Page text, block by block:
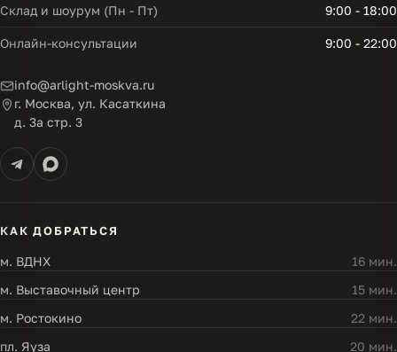
Склад и шоурум (Пн - Пт) 9:00 - 18:00
Онлайн-консультации 9:00 - 22:00
info@arlight-moskva.ru
г. Москва, ул. Касаткина
д. 3а стр. 3
КАК ДОБРАТЬСЯ
м. ВДНХ
16 мин.
м. Выставочный центр
15 мин.
м. Ростокино
22 мин.
пл. Яуза
20 мин.